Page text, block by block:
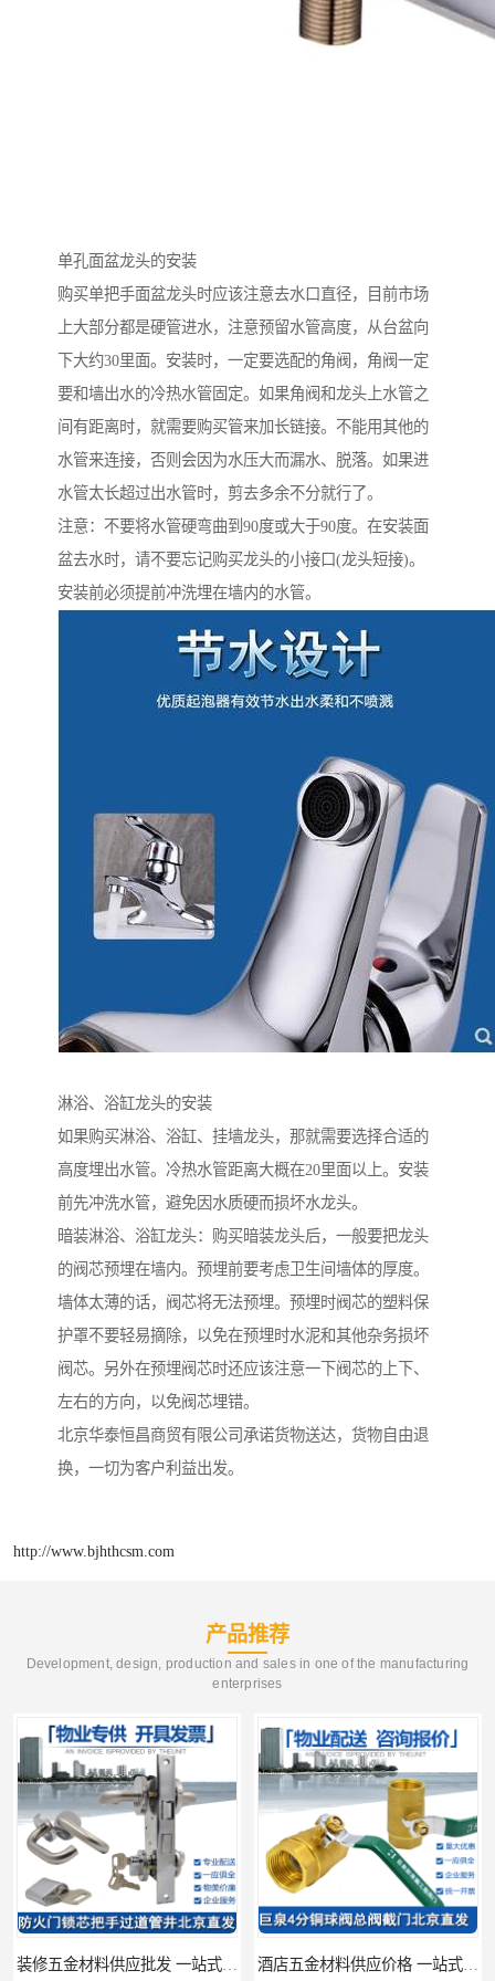
单孔面盆龙头的安装
购买单把手面盆龙头时应该注意去水口直径，目前市场
上大部分都是硬管进水，注意预留水管高度，从台盆向
下大约30里面。安装时，一定要选配的角阀，角阀一定
要和墙出水的冷热水管固定。如果角阀和龙头上水管之
间有距离时，就需要购买管来加长链接。不能用其他的
水管来连接，否则会因为水压大而漏水、脱落。如果进
水管太长超过出水管时，剪去多余不分就行了。
注意：不要将水管硬弯曲到90度或大于90度。在安装面
盆去水时，请不要忘记购买龙头的小接口(龙头短接)。
安装前必须提前冲洗埋在墙内的水管。
淋浴、浴缸龙头的安装
如果购买淋浴、浴缸、挂墙龙头，那就需要选择合适的
高度埋出水管。冷热水管距离大概在20里面以上。安装
前先冲洗水管，避免因水质硬而损坏水龙头。
暗装淋浴、浴缸龙头：购买暗装龙头后，一般要把龙头
的阀芯预埋在墙内。预埋前要考虑卫生间墙体的厚度。
墙体太薄的话，阀芯将无法预埋。预埋时阀芯的塑料保
护罩不要轻易摘除，以免在预埋时水泥和其他杂务损坏
阀芯。另外在预埋阀芯时还应该注意一下阀芯的上下、
左右的方向，以免阀芯埋错。
北京华泰恒昌商贸有限公司承诺货物送达，货物自由退
换，一切为客户利益出发。
http://www.bjhthcsm.com
产品推荐
Development, design, production and sales in one of the manufacturing
enterprises
装修五金材料供应批发 一站式供应 酒店五金材料供应价格 一站式配送